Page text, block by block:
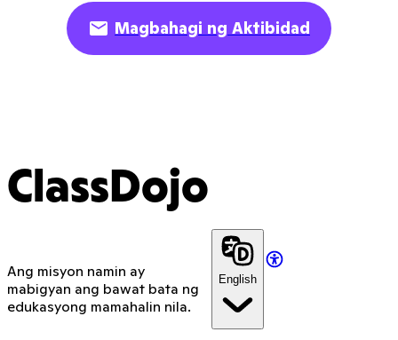
Magbahagi ng Aktibidad
ClassDojo
Ang misyon namin ay
mabigyan ang bawat bata ng
edukasyong mamahalin nila.
English